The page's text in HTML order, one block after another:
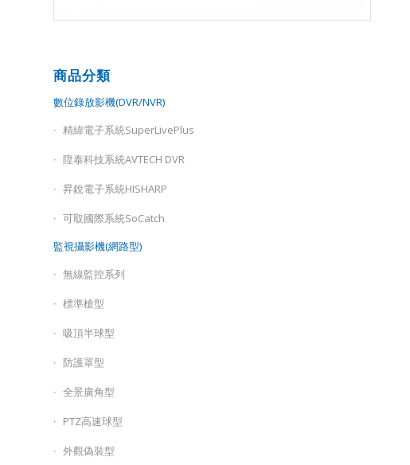
商品分類
數位錄放影機(DVR/NVR)
精緯電子系統SuperLivePlus
陞泰科技系統AVTECH DVR
昇銳電子系統HISHARP
可取國際系統SoCatch
監視攝影機(網路型)
無線監控系列
標準槍型
吸頂半球型
防護罩型
全景廣角型
PTZ高速球型
外觀偽裝型